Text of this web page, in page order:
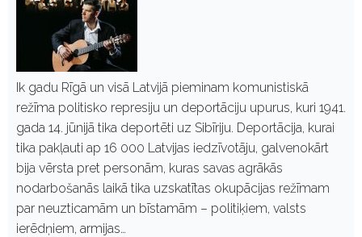
Ik gadu Rīgā un visā Latvijā pieminam komunistiskā
režīma politisko represiju un deportāciju upurus, kuri 1941.
gada 14. jūnijā tika deportēti uz Sibīriju. Deportācija, kurai
tika pakļauti ap 16 000 Latvijas iedzīvotāju, galvenokārt
bija vērsta pret personām, kuras savas agrākās
nodarbošanās laikā tika uzskatītas okupācijas režīmam
par neuzticamām un bīstamām – politiķiem, valsts
ierēdņiem, armijas…